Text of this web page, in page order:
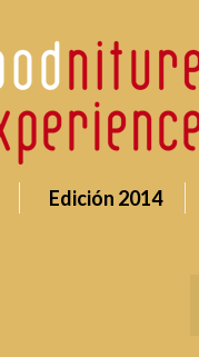
Edición 2014